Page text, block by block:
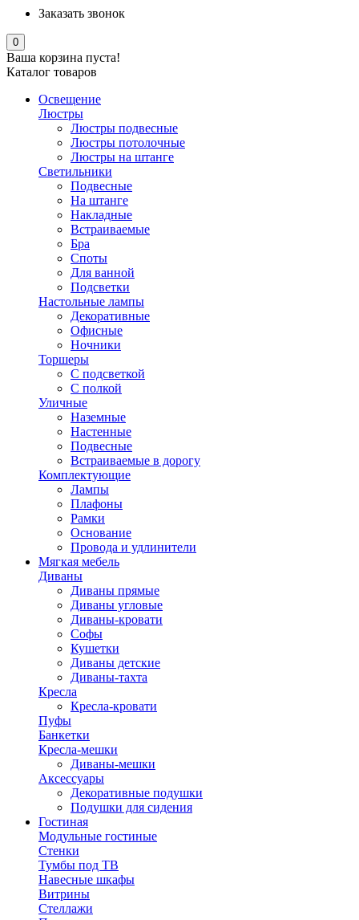
Заказать звонок
0
Ваша корзина пуста!
Каталог товаров
Освещение
Люстры
Люстры подвесные
Люстры потолочные
Люстры на штанге
Светильники
Подвесные
На штанге
Накладные
Встраиваемые
Бра
Споты
Для ванной
Подсветки
Настольные лампы
Декоративные
Офисные
Ночники
Торшеры
С подсветкой
С полкой
Уличные
Наземные
Настенные
Подвесные
Встраиваемые в дорогу
Комплектующие
Лампы
Плафоны
Рамки
Основание
Провода и удлинители
Мягкая мебель
Диваны
Диваны прямые
Диваны угловые
Диваны-кровати
Софы
Кушетки
Диваны детские
Диваны-тахта
Кресла
Кресла-кровати
Пуфы
Банкетки
Кресла-мешки
Диваны-мешки
Аксессуары
Декоративные подушки
Подушки для сидения
Гостиная
Модульные гостиные
Стенки
Тумбы под ТВ
Навесные шкафы
Витрины
Стеллажи